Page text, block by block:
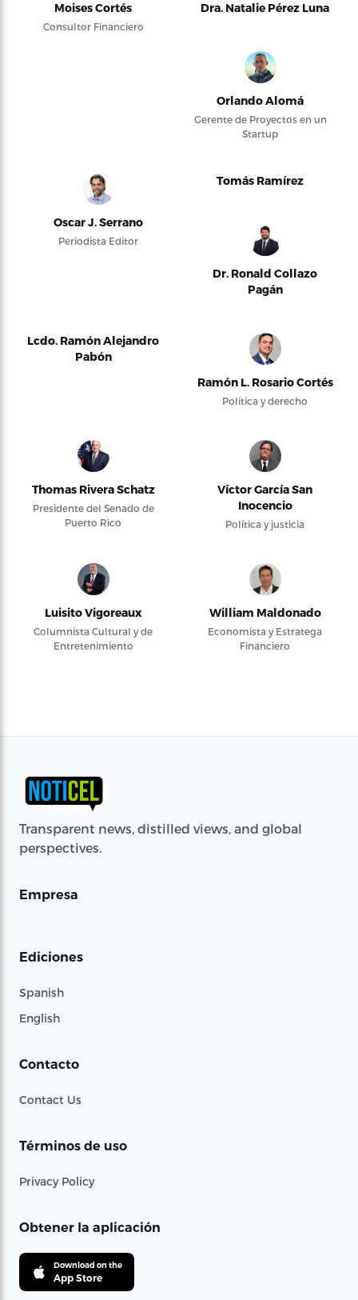
Moises Cortés
Consultor Financiero
Dra. Natalie Pérez Luna
Orlando Alomá
Gerente de Proyectos en un
Startup
Oscar J. Serrano
Periodista Editor
Tomás Ramírez
Dr. Ronald Collazo
Pagán
Lcdo. Ramón Alejandro
Pabón
Ramón L. Rosario Cortés
Política y derecho
Thomas Rivera Schatz
Presidente del Senado de
Puerto Rico
Víctor García San
Inocencio
Política y justicia
Luisito Vigoreaux
Columnista Cultural y de
Entretenimiento
William Maldonado
Economista y Estratega
Financiero
Transparent news, distilled views, and global
perspectives.
Empresa
Ediciones
Spanish
English
Contacto
Contact Us
Términos de uso
Privacy Policy
Obtener la aplicación
Download on the
App Store